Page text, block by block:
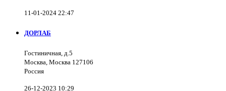
11-01-2024 22:47
ДОРЛАБ
Гостиничная, д.5
Москва, Москва 127106
Россия
26-12-2023 10:29